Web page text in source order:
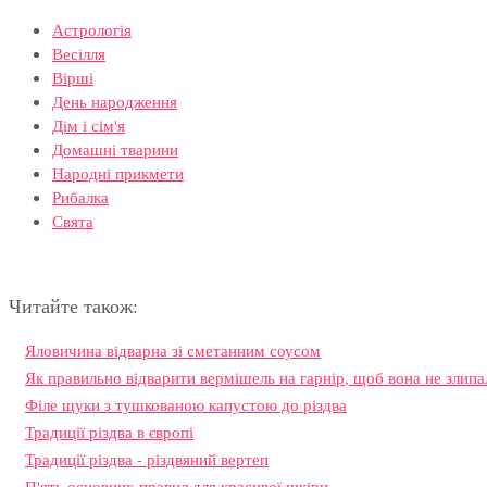
Астрологія
Весілля
Вірші
День народження
Дім і сім'я
Домашні тварини
Народні прикмети
Рибалка
Свята
Читайте також:
Яловичина відварна зі сметанним соусом
Як правильно відварити вермішель на гарнір, щоб вона не
Філе щуки з тушкованою капустою до різдва
Традиції різдва в європі
Традиції різдва - різдвяний вертеп